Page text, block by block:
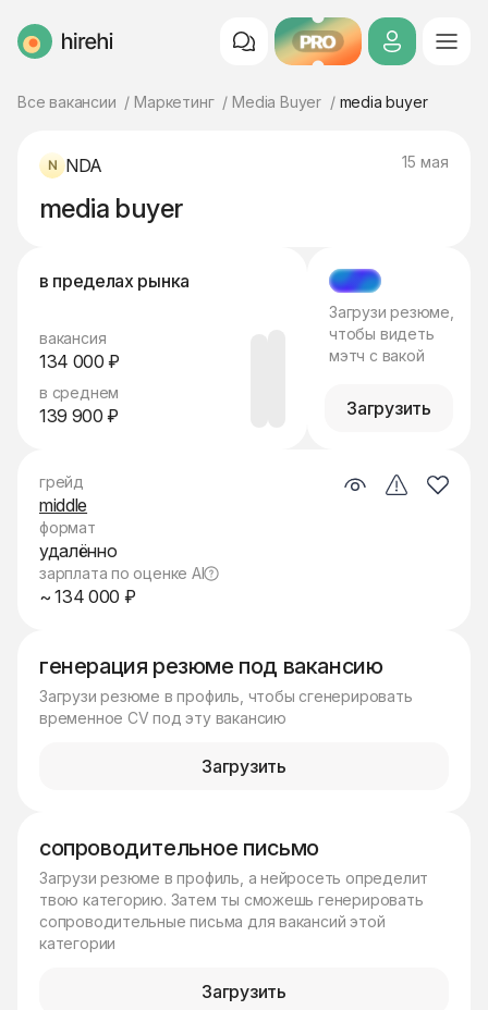
HireHi PRO
Все вакансии Маркетинг Media Buyer media buyer
NDA 15 мая
media buyer
в пределах рынка
вакансия
134 000 ₽
в среднем
139 900 ₽
МЭТЧ
Загрузи резюме,
чтобы видеть
мэтч с вакой
Загрузить
генерация резюме под вакансию
Загрузи резюме в профиль, чтобы сгенерировать
временное CV под эту вакансию
Загрузить
сопроводительное письмо
Загрузи резюме в профиль, а нейросеть определит
твою категорию. Затем ты сможешь генерировать
сопроводительные письма для вакансий этой
категории
Загрузить
грейд
middle
формат
удалённо
зарплата по оценке AI
~ 134 000 ₽